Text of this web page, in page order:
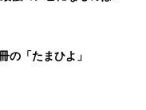
の「たまひよ」